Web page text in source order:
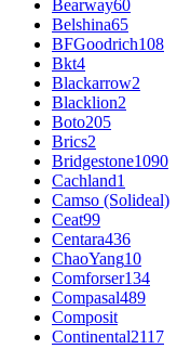
Bearway60
Belshina65
BFGoodrich108
Bkt4
Blackarrow2
Blacklion2
Boto205
Brics2
Bridgestone1090
Cachland1
Camso (Solideal)
Ceat99
Centara436
ChaoYang10
Comforser134
Compasal489
Composit
Continental2117